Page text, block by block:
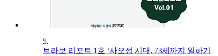
5.
브라보 리포트 1호 ‘사오정 시대, 73세까지 일하기